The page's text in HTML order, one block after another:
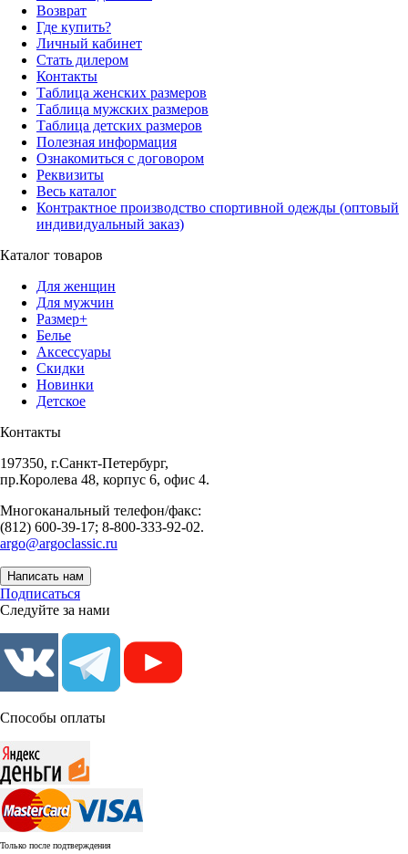
Возврат
Где купить?
Личный кабинет
Стать дилером
Контакты
Таблица женских размеров
Таблица мужских размеров
Таблица детских размеров
Полезная информация
Ознакомиться с договором
Реквизиты
Весь каталог
Контрактное производство спортивной одежды (оптовый
индивидуальный заказ)
Каталог товаров
Для женщин
Для мужчин
Размер+
Белье
Аксессуары
Скидки
Новинки
Детское
Контакты
197350, г.Санкт-Петербург,
пр.Королева 48, корпус 6, офис 4.
Многоканальный телефон/факс:
(812) 600-39-17; 8-800-333-92-02.
argo@argoclassic.ru
Написать нам
Подписаться
Следуйте за нами
Способы оплаты
Только после подтверждения